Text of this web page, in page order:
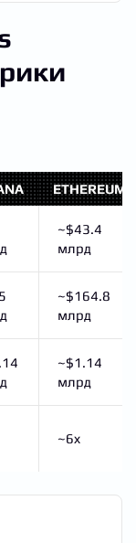
ETHEREUM
~$43.4
млрд
~$164.8
млрд
~$1.14
млрд
~6x